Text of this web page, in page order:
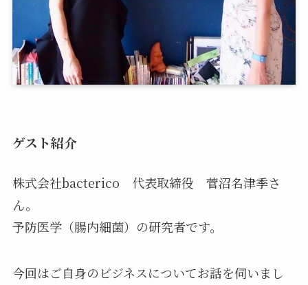
ゲスト紹介
株式会社bacterico 代表取締役 菅沼名津季さ
ん。
予防医学（腸内細菌）の研究者です。
今回はご自身のビジネスについてお話を伺いまし